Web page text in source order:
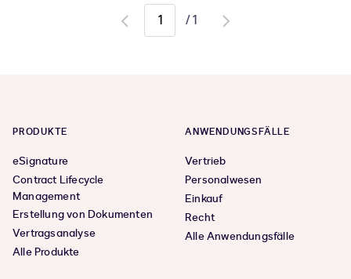
Go
/1
Go
PRODUKTE
eSignature
Contract Lifecycle
Management
Erstellung von Dokumenten
Vertragsanalyse
Alle Produkte
ANWENDUNGSFÄLLE
Vertrieb
Personalwesen
Einkauf
Recht
Alle Anwendungsfälle